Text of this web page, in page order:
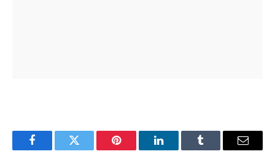
FacebookTwitter Pinterest LinkedInTumblr Email